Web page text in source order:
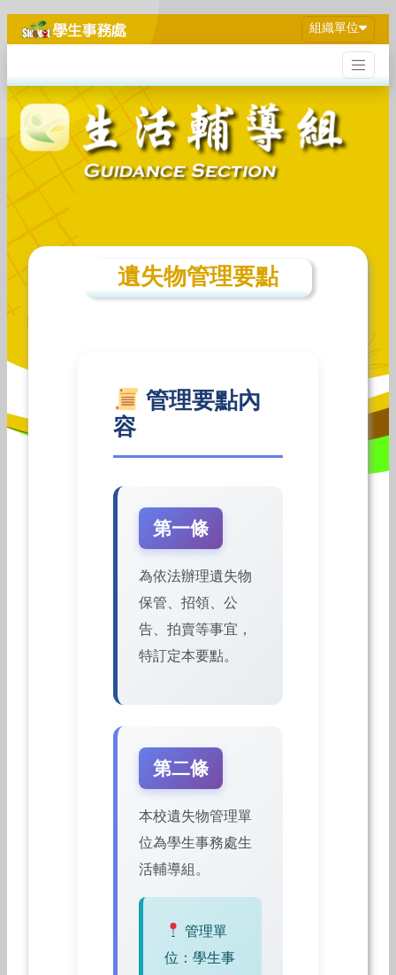
組織單位
遺失物管理要點
管理要點內
容
第一條
為依法辦理遺失物
保管、招領、公
告、拍賣等事宜，
特訂定本要點。
第二條
本校遺失物管理單
位為學生事務處生
活輔導組。
管理單
位：學生事